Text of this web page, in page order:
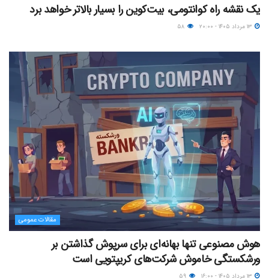
یک نقشه راه کوانتومی، بیت‌کوین را بسیار بالاتر خواهد برد
مقالات عمومی
هوش مصنوعی تنها بهانه‌ای برای سرپوش گذاشتن بر
ورشکستگی خاموش شرکت‌های کریپتویی است